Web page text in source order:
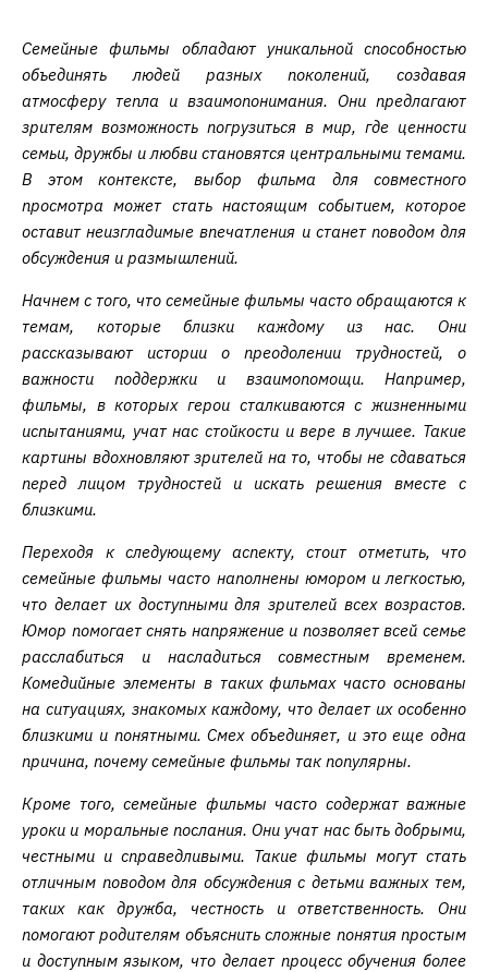
Семейные фильмы обладают уникальной способностью
объединять людей разных поколений, создавая
атмосферу тепла и взаимопонимания. Они предлагают
зрителям возможность погрузиться в мир, где ценности
семьи, дружбы и любви становятся центральными темами.
В этом контексте, выбор фильма для совместного
просмотра может стать настоящим событием, которое
оставит неизгладимые впечатления и станет поводом для
обсуждения и размышлений.
Начнем с того, что семейные фильмы часто обращаются к
темам, которые близки каждому из нас. Они
рассказывают истории о преодолении трудностей, о
важности поддержки и взаимопомощи. Например,
фильмы, в которых герои сталкиваются с жизненными
испытаниями, учат нас стойкости и вере в лучшее. Такие
картины вдохновляют зрителей на то, чтобы не сдаваться
перед лицом трудностей и искать решения вместе с
близкими.
Переходя к следующему аспекту, стоит отметить, что
семейные фильмы часто наполнены юмором и легкостью,
что делает их доступными для зрителей всех возрастов.
Юмор помогает снять напряжение и позволяет всей семье
расслабиться и насладиться совместным временем.
Комедийные элементы в таких фильмах часто основаны
на ситуациях, знакомых каждому, что делает их особенно
близкими и понятными. Смех объединяет, и это еще одна
причина, почему семейные фильмы так популярны.
Кроме того, семейные фильмы часто содержат важные
уроки и моральные послания. Они учат нас быть добрыми,
честными и справедливыми. Такие фильмы могут стать
отличным поводом для обсуждения с детьми важных тем,
таких как дружба, честность и ответственность. Они
помогают родителям объяснить сложные понятия простым
и доступным языком, что делает процесс обучения более